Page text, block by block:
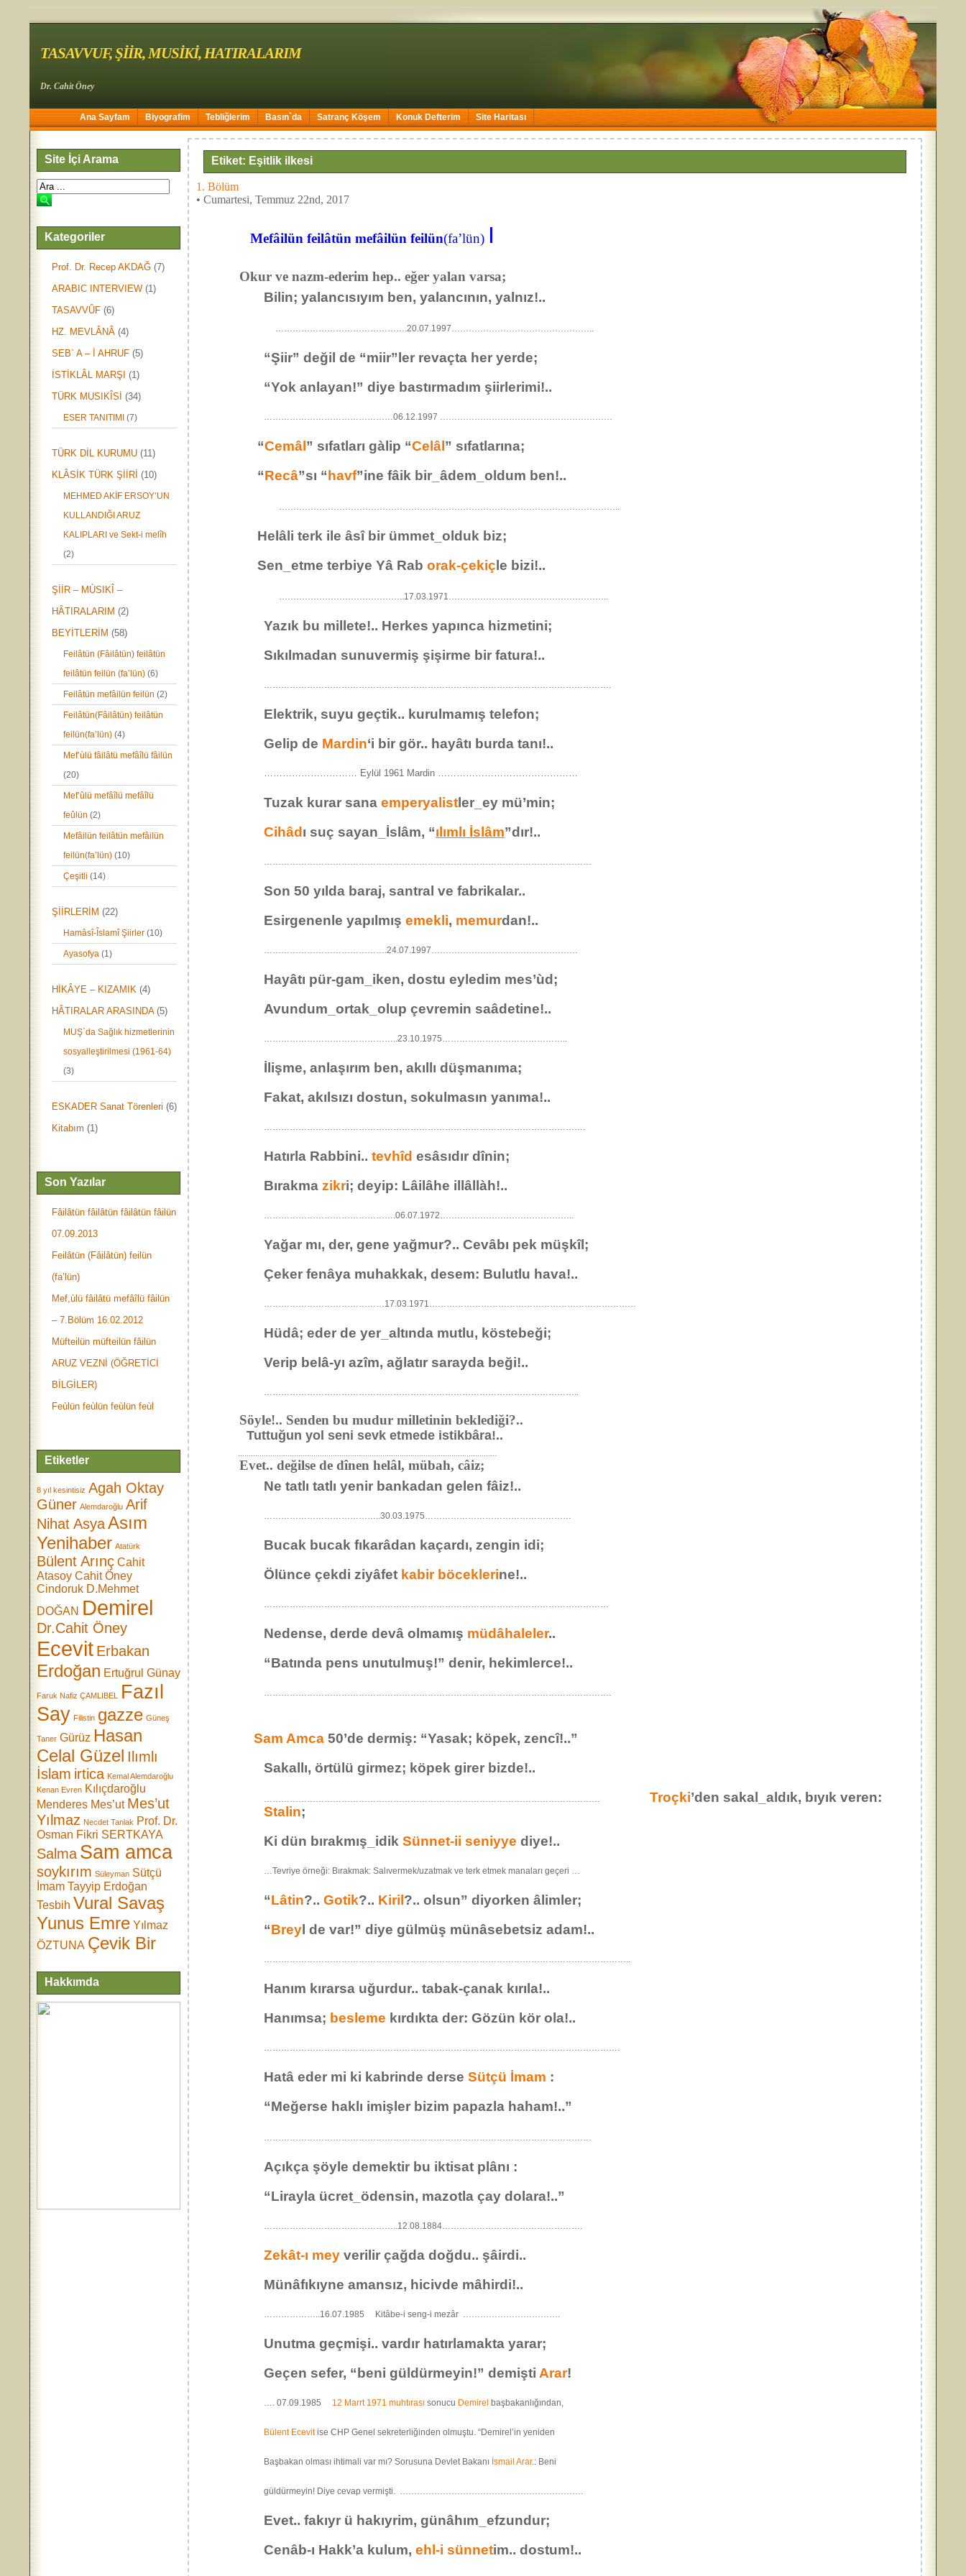
TASAVVUF, ŞİİR, MUSİKİ, HATIRALARIM
Dr. Cahit Öney
Ana Sayfam Biyografim Tebliğlerim Basın`da Satranç Köşem Konuk Defterim Site Haritası
Site İçi Arama
Kategoriler
Prof. Dr. Recep AKDAĞ (7)
ARABIC INTERVIEW (1)
TASAVVÛF (6)
HZ. MEVLÂNÂ (4)
SEB` A – İ AHRUF (5)
İSTİKLÂL MARŞI (1)
TÜRK MUSIKÎSİ (34)
ESER TANITIMI (7)
TÜRK DİL KURUMU (11)
KLÂSİK TÜRK ŞİİRİ (10)
MEHMED AKİF ERSOY’UN
KULLANDIĞI ARUZ
KALIPLARI ve Sekt-i melîh
(2)
ŞİİR – MÙSIKÎ –
HÂTIRALARIM (2)
BEYİTLERİM (58)
Feilâtün (Fâilâtün) feilâtün
feilâtün feilün (fa’lün) (6)
Feilâtün mefâilün feilün (2)
Feilâtün(Fâilâtün) feilâtün
feilün(fa’lün) (4)
Mef’ùlü fâilâtü mefâîlü fâilün
(20)
Mef’ûlü mefâîlü mefâîlü
feûlün (2)
Mefâilün feilâtün mefâilün
feilün(fa’lün) (10)
Çeşitli (14)
ŞİİRLERİM (22)
Hamâsî-Îslamî Şiirler (10)
Ayasofya (1)
HİKÂYE – KIZAMIK (4)
HÂTIRALAR ARASINDA(5)
MUŞ`da Sağlık hizmetlerinin
sosyalleştirilmesi (1961-64)
(3)
ESKADER Sanat Törenleri (6)
Kitabım (1)
Son Yazılar
Fâilâtün fâilâtün fâilâtün fâilün
07.09.2013
Feilâtün (Fâilâtün) feilün
(fa’lün)
Mef,ùlü fâilâtü mefâîlü fâilün
– 7.Bölüm 16.02.2012
Müfteilün müfteilün fâilün
ARUZ VEZNİ (ÖĞRETİCİ
BİLGİLER)
Feùlün feùlün feùlün feùl
Etiketler
8 yıl kesintisiz Agah Oktay
Güner Alemdaroğlu Arif
Nihat AsyaAsım
Yenihaber Atatürk
Bülent Arınç Cahit
Atasoy Cahit Öney
Cindoruk D.Mehmet
DOĞAN Demirel
Dr.Cahit Öney
Ecevit Erbakan
Erdoğan Ertuğrul Günay
Faruk Nafiz ÇAMLIBEL
Fazıl
Say Filistin gazze Güneş
Taner Gürüz Hasan
Celal Güzel Ilımlı
İslam irtica Kemal Alemdaroğlu
Kenan Evren Kılıçdaroğlu
Menderes Mes’ut Mes’ut
Yılmaz Necdet Tanlak Prof. Dr.
Osman Fikri SERTKAYA
Salma Sam amca
soykırım Süleyman Sütçü
İmam Tayyip Erdoğan
Tesbih Vural Savaş
Yunus Emre Yılmaz
ÖZTUNA Çevik Bir
Hakkımda
Etiket: Eşitlik ilkesi
1. Bölüm
• Cumartesi, Temmuz 22nd, 2017
Mefâilün feilâtün mefâilün feilün(fa’lün) I
Okur ve nazm-ederim hep.. eğer yalan varsa;
Bilin; yalancısıyım ben, yalancının, yalnız!..
……………………………………….20.07.1997…………………………………………..
“Şiir” değil de “miir”ler revaçta her yerde;
“Yok anlayan!” diye bastırmadım şiirlerimi!..
………………………………………06.12.1997 ……………………………………………………
“Cemâl ” sıfatları gàlip “Celâl ” sıfatlarına;
“Recâ”sı “ havf”ine fâik bir_âdem_oldum ben!..
………………………………………………………………………………………………………..
Helâli terk ile âsî bir ümmet_olduk biz;
Sen_etme terbiye Yâ Raborak-çekiç le bizi!..
……………………………………..17.03.1971………………………………………………..
Yazık bu millete!.. Herkes yapınca hizmetini;
Sıkılmadan sunuvermiş şişirme bir fatura!..
………………………………………………………………………………………………………….
Elektrik, suyu geçtik.. kurulmamış telefon;
Gelip de Mardin‘i bir gör.. hayâtı burda tanı!..
………………………… Eylül 1961 Mardin ………………………………………
Tuzak kurar sanaemperyalist ler_ey mü’min;
Cihâd ı suç sayan_İslâm, “ılımlı İslâm”dır!..
……………………………………………………………………………………………………
Son 50 yılda baraj, santral ve fabrikalar..
Esirgenenle yapılmışemekli, memurdan!..
…………………………………….24.07.1997……………………………………………
Hayâtı pür-gam_iken, dostu eyledim mes’ùd;
Avundum_ortak_olup çevremin saâdetine!..
………………………………………..23.10.1975……………………………………..
İlişme, anlaşırım ben, akıllı düşmanıma;
Fakat, akılsızı dostun, sokulmasın yanıma!..
………………………………………………………………………………………………….
Hatırla Rabbini..tevhîd esâsıdır dînin;
Bırakmazikri; deyip: Lâilâhe illâllàh!..
……………………………………….06.07.1972………………………………………..
Yağar mı, der, gene yağmur?.. Cevâbı pek müşkîl;
Çeker fenâya muhakkak, desem: Bulutlu hava!..
……………………………………17.03.1971………………………………………………………………
Hüdâ; eder de yer_altında mutlu, köstebeği;
Verip belâ-yı azîm, ağlatır sarayda beği!..
………………………………………………………………………………………………..
Söyle!.. Senden bu mudur milletinin beklediği?..
Tuttuğun yol seni sevk etmede istikbâra!..
…………………………………………………………………………………………………………
Evet.. değilse de dînen helâl, mübah, câiz;
Ne tatlı tatlı yenir bankadan gelen fâiz!..
…………………………………..30.03.1975……………………………………………
Bucak bucak fıkarâdan kaçardı, zengin idi;
Ölünce çekdi ziyâfet kabir böceklerine!..
…………………………………………………………………………………………………………
Nedense, derde devâ olmamış müdâhaleler..
“Batında pens unutulmuş!” denir, hekimlerce!..
………………………………………………………………………………………………………….
Sam Amca 50’de dermiş: “Yasak; köpek, zencî!..”
Sakallı, örtülü girmez; köpek girer bizde!..
……………………………………………………………………………………………………… Troçki’den sakal_aldık, bıyık veren:
Stalin;
Ki dün bırakmış_idikSünnet-ii seniyye diye!..
…Tevriye örneği: Bırakmak: Salıvermek/uzatmak ve terk etmek manaları geçeri …
“Lâtin?..Gotik?.. Kiril ?.. olsun” diyorken âlimler;
“Brey l de var!” diye gülmüş münâsebetsiz adam!..
………………………………………………………………………………………………………………..
Hanım kırarsa uğurdur.. tabak-çanak kırıla!..
Hanımsa; besleme kırdıkta der: Gözün kör ola!..
…………………………………………………………………………………………………………….
Hatâ eder mi ki kabrinde derseSütçü İmam :
“Meğerse haklı imişler bizim papazla haham!..”
……………………………………………………………………………………………………
Açıkça şöyle demektir bu iktisat plânı :
“Lirayla ücret_ödensin, mazotla çay dolara!..”
………………………………………..12.08.1884………………………………………….
Zekât-ı mey verilir çağda doğdu.. şâirdi..
Münâfıkıyne amansız, hicivde mâhirdi!..
………………..16.07.1985 Kitâbe-i seng-i mezâr …………………………….
Unutma geçmişi.. vardır hatırlamakta yarar;
Geçen sefer, “beni güldürmeyin!” demişti Arar!
…. 07.09.1985 12 Marrt 1971 muhtırası sonucu Demirel başbakanlığından,
Bülent Ecevitise CHP Genel sekreterliğinden olmuştu. “Demirel’in yeniden
Başbakan olması ihtimali var mı? Sorusuna Devlet Bakanı İsmail Arar.: Beni
güldürmeyin! Diye cevap vermişti. ……………………………………………………….
Evet.. fakıyr ü hakıyrim, günâhım_efzundur;
Cenâb-ı Hakk’a kulum,ehl-i sünnetim.. dostum!..